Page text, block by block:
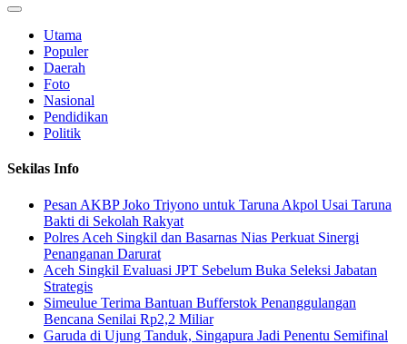
Utama
Populer
Daerah
Foto
Nasional
Pendidikan
Politik
Sekilas Info
Pesan AKBP Joko Triyono untuk Taruna Akpol Usai Taruna
Bakti di Sekolah Rakyat
Polres Aceh Singkil dan Basarnas Nias Perkuat Sinergi
Penanganan Darurat
Aceh Singkil Evaluasi JPT Sebelum Buka Seleksi Jabatan
Strategis
Simeulue Terima Bantuan Bufferstok Penanggulangan
Bencana Senilai Rp2,2 Miliar
Garuda di Ujung Tanduk, Singapura Jadi Penentu Semifinal